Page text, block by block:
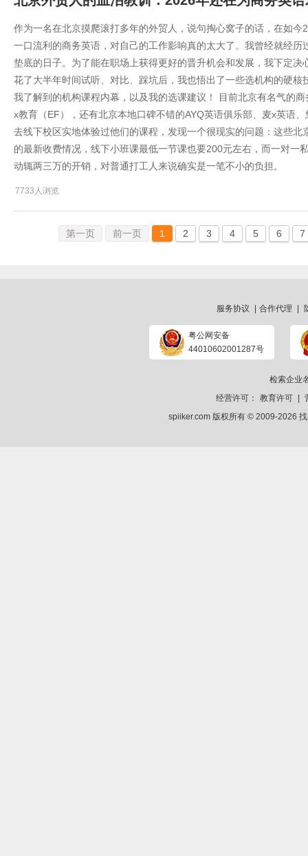
作为一名在北京摸爬滚打多年的外贸人，说句掏心窝子的话，在如
一口流利的商务英语，对自己的工作影响真的太大了。我曾经就经
垫底的日子。为了能在职场上获得更好的晋升机会和发展，我下定决
花了大半年时间试听、对比、踩坑后，我也悟出了一些选机构的硬
我了解到的机构课程内幕，以及我的选课建议！ 目前北京有名气的
x教育（EF），还有北京本地口碑不错的AYQ英语俱乐部、麦x英语
去线下校区实地体验过他们的课程，发现一个很现实的问题：这些
的最新收费情况，线下小班课最低一节课也要200元左右，而一对一
动辄两三万的开销，对普通打工人来说确实是一笔不小的负担。
7733人浏览
第一页 前一页 1 2 3 4 5 6 7
服务协议 合作代理
粤公网安备
44010602001287号
检索企业
经营许可：
教育许可
spiiker.com 版权所有 © 2009-2026